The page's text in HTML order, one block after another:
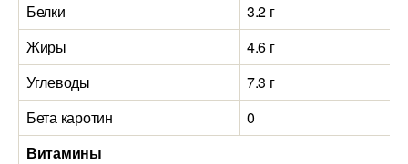
Белки
3.2 г
Жиры
4.6 г
Углеводы
7.3 г
Бета каротин
0
Витамины